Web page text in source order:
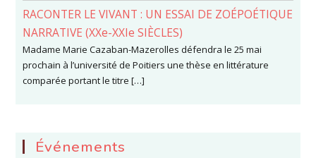
RACONTER LE VIVANT : UN ESSAI DE ZOÉPOÉTIQUE
NARRATIVE (XXe-XXIe SIÈCLES)
Madame Marie Cazaban-Mazerolles défendra le 25 mai
prochain à l’université de Poitiers une thèse en littérature
comparée portant le titre […]
Événements